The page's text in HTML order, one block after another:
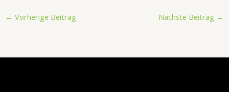
← Vorherige Beitrag Nächste Beitrag →